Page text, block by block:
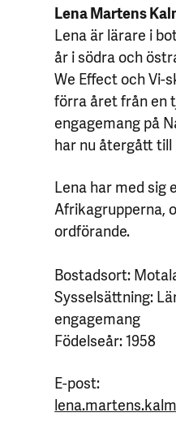
Lena Martens
Lena är lärare i
år i södra och
We Effect och Vi-
förra året från en
engagemang på
har nu återgått
Lena har med sig
Afrikagrupperna,
ordförande.
Bostadsort:
Sysselsättning:
engagemang
Födelseår: 1958
E-post: